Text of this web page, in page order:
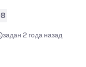
задан 2 года назад